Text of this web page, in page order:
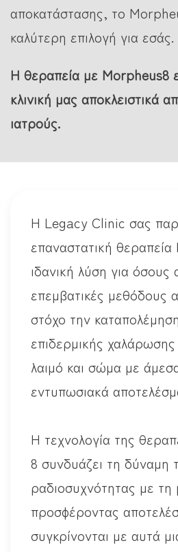
αποκατάστασης, το
καλύτερη επιλογή για εσάς.
Η θεραπεία με Morpheus8
κλινική μας αποκλειστικά
ιατρούς.
Η Legacy Clinic σας
επαναστατική
ιδανική λύση για
επεμβατικές μεθόδους
στόχο την
επιδερμικής
λαιμό και σώμα με
εντυπωσιακά
Η τεχνολογία της
8 συνδυάζει τη δύναμη
ραδιοσυχνότητας με τη
προσφέροντας
συγκρίνονται με αυτά